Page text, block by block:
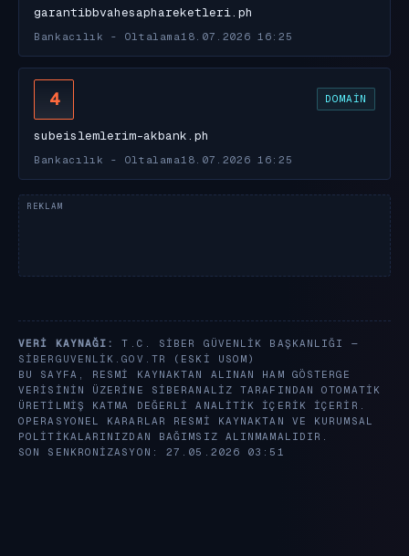
garantibbvahesaphareketleri.ph
Bankacılık - Oltalama 18.07.2026 16:25
4 DOMAIN
subeislemlerim-akbank.ph
Bankacılık - Oltalama 18.07.2026 16:25
VERI KAYNAĞI:
T.C. SIBER GÜVENLIK BAŞKANLIĞI —
SIBERGUVENLIK.GOV.TR
(ESKI USOM)
BU SAYFA, RESMI KAYNAKTAN ALINAN HAM GÖSTERGE
VERISININ ÜZERINE SIBERANALIZ TARAFINDAN OTOMATIK
ÜRETILMIŞ KATMA DEĞERLI ANALITIK IÇERIK IÇERIR.
OPERASYONEL KARARLAR RESMI KAYNAKTAN VE KURUMSAL
POLITIKALARINIZDAN BAĞIMSIZ ALINMAMALIDIR.
SON SENKRONIZASYON: 27.05.2026 03:51